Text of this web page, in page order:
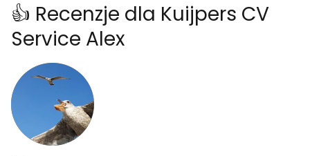
👍 Recenzje dla Kuijpers CV
Service Alex